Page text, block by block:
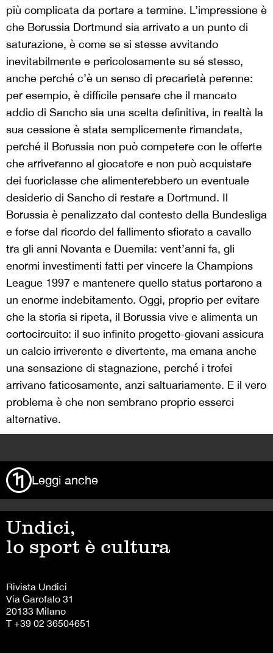
più complicata da portare a termine. L’impressione è
che Borussia Dortmund sia arrivato a un punto di
saturazione, è come se si stesse avvitando
inevitabilmente e pericolosamente su sé stesso,
anche perché c’è un senso di precarietà perenne:
per esempio, è difficile pensare che il mancato
addio di Sancho sia una scelta definitiva, in realtà la
sua cessione è stata semplicemente rimandata,
perché il Borussia non può competere con le offerte
che arriveranno al giocatore e non può acquistare
dei fuoriclasse che alimenterebbero un eventuale
desiderio di Sancho di restare a Dortmund. Il
Borussia è penalizzato dal contesto della Bundesliga
e forse dal ricordo del fallimento sfiorato a cavallo
tra gli anni Novanta e Duemila: vent’anni fa, gli
enormi investimenti fatti per vincere la Champions
League 1997 e mantenere quello status portarono a
un enorme indebitamento. Oggi, proprio per evitare
che la storia si ripeta, il Borussia vive e alimenta un
cortocircuito: il suo infinito progetto-giovani assicura
un calcio irriverente e divertente, ma emana anche
una sensazione di stagnazione, perché i trofei
arrivano faticosamente, anzi saltuariamente. E il vero
problema è che non sembrano proprio esserci
alternative.
Leggi anche
Undici,
lo sport è cultura
Rivista Undici
Via Garofalo 31
20133 Milano
T +39 02 36504651